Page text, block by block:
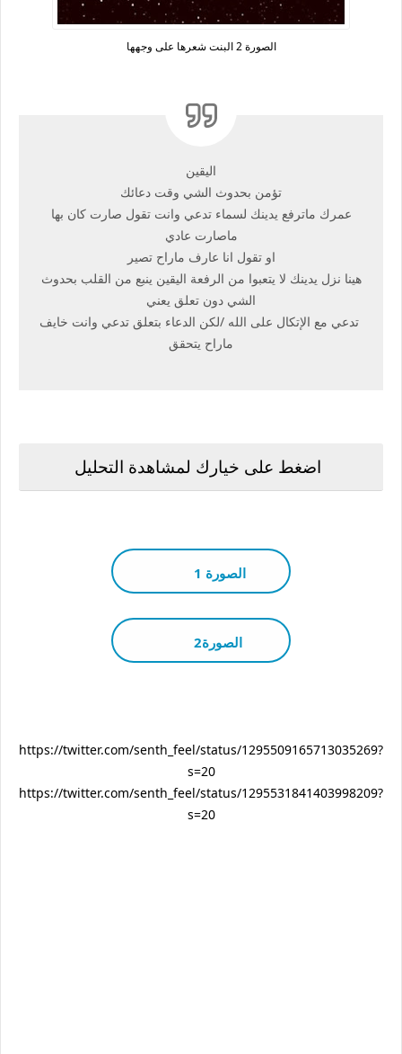
الصورة 2 البنت شعرها على وجهها
اليقين
تؤمن بحدوث الشي وقت دعائك
عمرك ماترفع يدينك لسماء تدعي وانت تقول صارت كان بها
ماصارت عادي
او تقول انا عارف ماراح تصير
هينا نزل يدينك لا يتعبوا من الرفعة اليقين ينبع من القلب بحدوث
الشي دون تعلق يعني
تدعي مع الإتكال على الله /لكن الدعاء بتعلق تدعي وانت خايف
ماراح يتحقق
اضغط على خيارك لمشاهدة التحليل
الصورة 1
الصورة2
https://twitter.com/senth_feel/status/1295509165713035269?
s=20
https://twitter.com/senth_feel/status/1295531841403998209?
s=20